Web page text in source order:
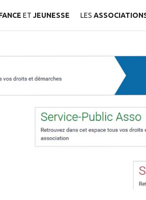
ET JEUNESSE LES